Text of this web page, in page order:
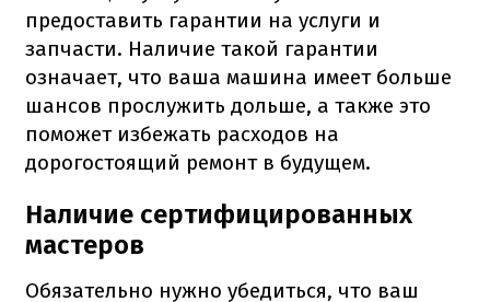
предоставить гарантии на услуги и
запчасти. Наличие такой гарантии
означает, что ваша машина имеет больше
шансов прослужить дольше, а также это
поможет избежать расходов на
дорогостоящий ремонт в будущем.
Наличие сертифицированных
мастеров
Обязательно нужно убедиться, что ваш